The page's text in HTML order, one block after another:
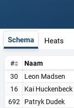
Schema Heats
# Naam
30
Leon Madsen
16
Kai Huckenbeck
692 Patryk Dudek